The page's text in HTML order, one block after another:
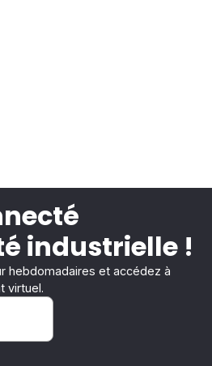
industrielle !
hebdomadaires et accédez à
virtuel.